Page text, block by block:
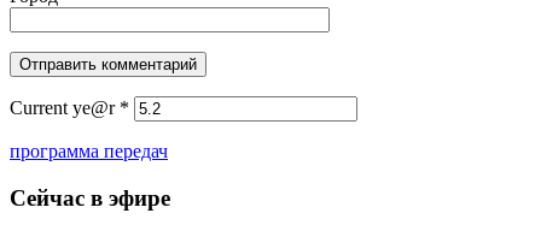
Current ye@r *
программа передач
Сейчас в эфире